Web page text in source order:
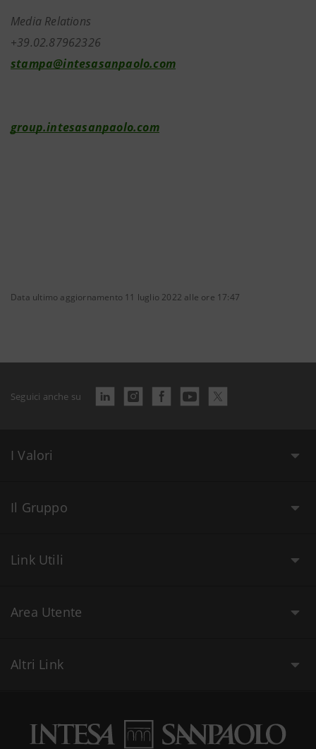
Media Relations
+39.02.87962326
stampa@intesasanpaolo.com
group.intesasanpaolo.com
Data ultimo aggiornamento 11 luglio 2022 alle ore 17:47
Seguici anche su
I Valori
Il Gruppo
Link Utili
Area Utente
Altri Link